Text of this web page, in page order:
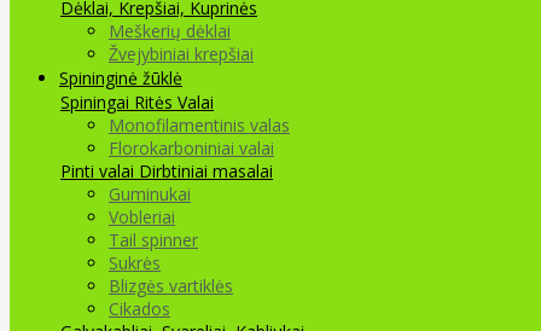
Dėklai, Krepšiai, Kuprinės
Meškerių dėklai
Žvejybiniai krepšiai
Spininginė žūklė
Spiningai Ritės Valai
Monofilamentinis valas
Florokarboniniai valai
Pinti valai Dirbtiniai masalai
Guminukai
Vobleriai
Tail spinner
Sukrės
Blizgės vartiklės
Cikados